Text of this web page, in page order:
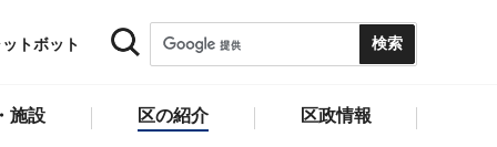
トボット
施設 区の紹介 区政情報